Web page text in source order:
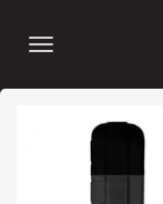
direct
hoofdinhoud